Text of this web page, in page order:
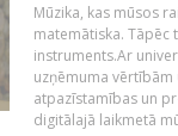
Mūzika, kas mūsos
matemātiska. Tāpēc
instruments.Ar
uzņēmuma
atpazīstamības un
digitālajā laikmetā